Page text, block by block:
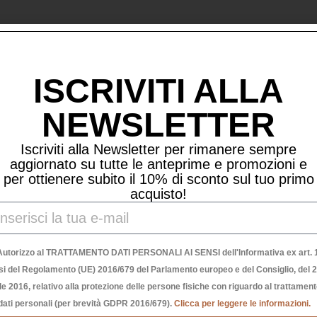
Prodotti Correlati
ISCRIVITI ALLA
NEWSLETTER
Iscriviti alla Newsletter per rimanere sempre
aggiornato su tutte le anteprime e promozioni e
per ottienere subito il 10% di sconto sul tuo primo
acquisto!
al TRATTAMENTO DATI PERSONALI AI SENSI dell'Informativa ex art.
del Regolamento (UE) 2016/679 del Parlamento europeo e del Consiglio, del
2016, relativo alla protezione delle persone fisiche con riguardo al
personali (per brevità GDPR 2016/679). Clicca per leggere le informazioni.